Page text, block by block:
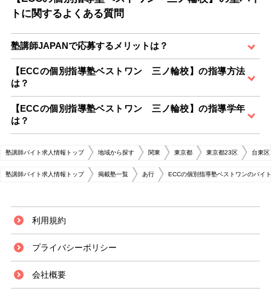
トに関するよくある質問
塾講師JAPANで応募するメリットは？
【ECCの個別指導塾ベストワン 三ノ輪校】の指導方法
は？
【ECCの個別指導塾ベストワン 三ノ輪校】の指導学年
は？
塾講師バイト求人情報トップ 地域から探す 関東 東京都 東京都23区 台東区
塾講師バイト求人情報トップ 掲載塾一覧 あ行 ECCの個別指導塾ベストワンのバイ
利用規約
プライバシーポリシー
会社概要